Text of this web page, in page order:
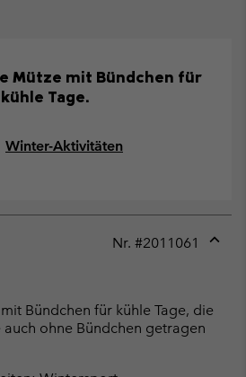
Mütze mit Bündchen für
kühle Tage.
Winter-Aktivitäten
Nr. #2011061
Bündchen für kühle Tage, die
ohne Bündchen getragen